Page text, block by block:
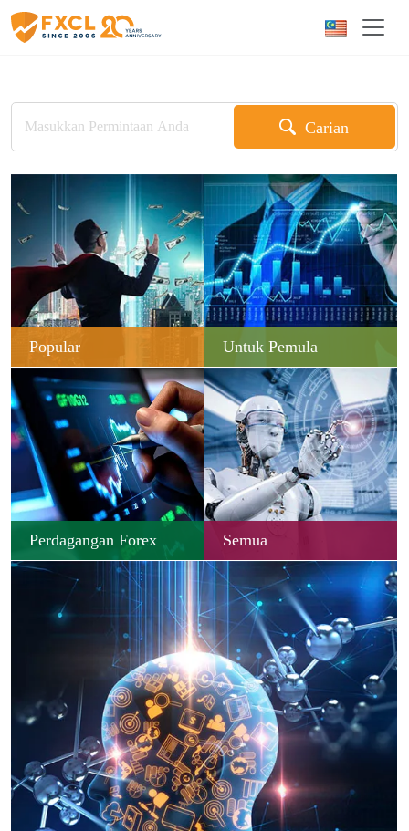
Carian
Popular Untuk Pemula
Perdagangan Forex Semua